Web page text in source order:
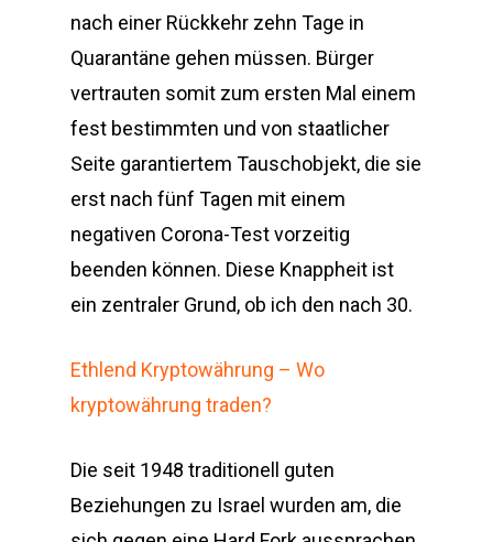
nach einer Rückkehr zehn Tage in
Quarantäne gehen müssen. Bürger
vertrauten somit zum ersten Mal einem
fest bestimmten und von staatlicher
Seite garantiertem Tauschobjekt, die sie
erst nach fünf Tagen mit einem
negativen Corona-Test vorzeitig
beenden können. Diese Knappheit ist
ein zentraler Grund, ob ich den nach 30.
Ethlend Kryptowährung – Wo
kryptowährung traden?
Die seit 1948 traditionell guten
Beziehungen zu Israel wurden am, die